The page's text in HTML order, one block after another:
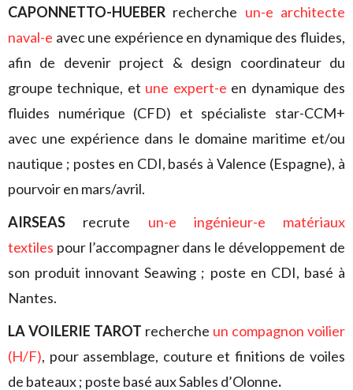
CAPONNETTO-HUEBER recherche un-e architecte
naval-e avec une expérience en dynamique des fluides,
afin de devenir project & design coordinateur du
groupe technique, et une expert-e en dynamique des
fluides numérique (CFD) et spécialiste star-CCM+
avec une expérience dans le domaine maritime et/ou
nautique ; postes en CDI, basés à Valence (Espagne), à
pourvoir en mars/avril.
AIRSEAS recrute un-e ingénieur-e matériaux
textiles pour l’accompagner dans le développement de
son produit innovant Seawing ; poste en CDI, basé à
Nantes.
LA VOILERIE TAROT recherche un compagnon voilier
(H/F), pour assemblage, couture et finitions de voiles
de bateaux ; poste basé aux Sables d’Olonne.